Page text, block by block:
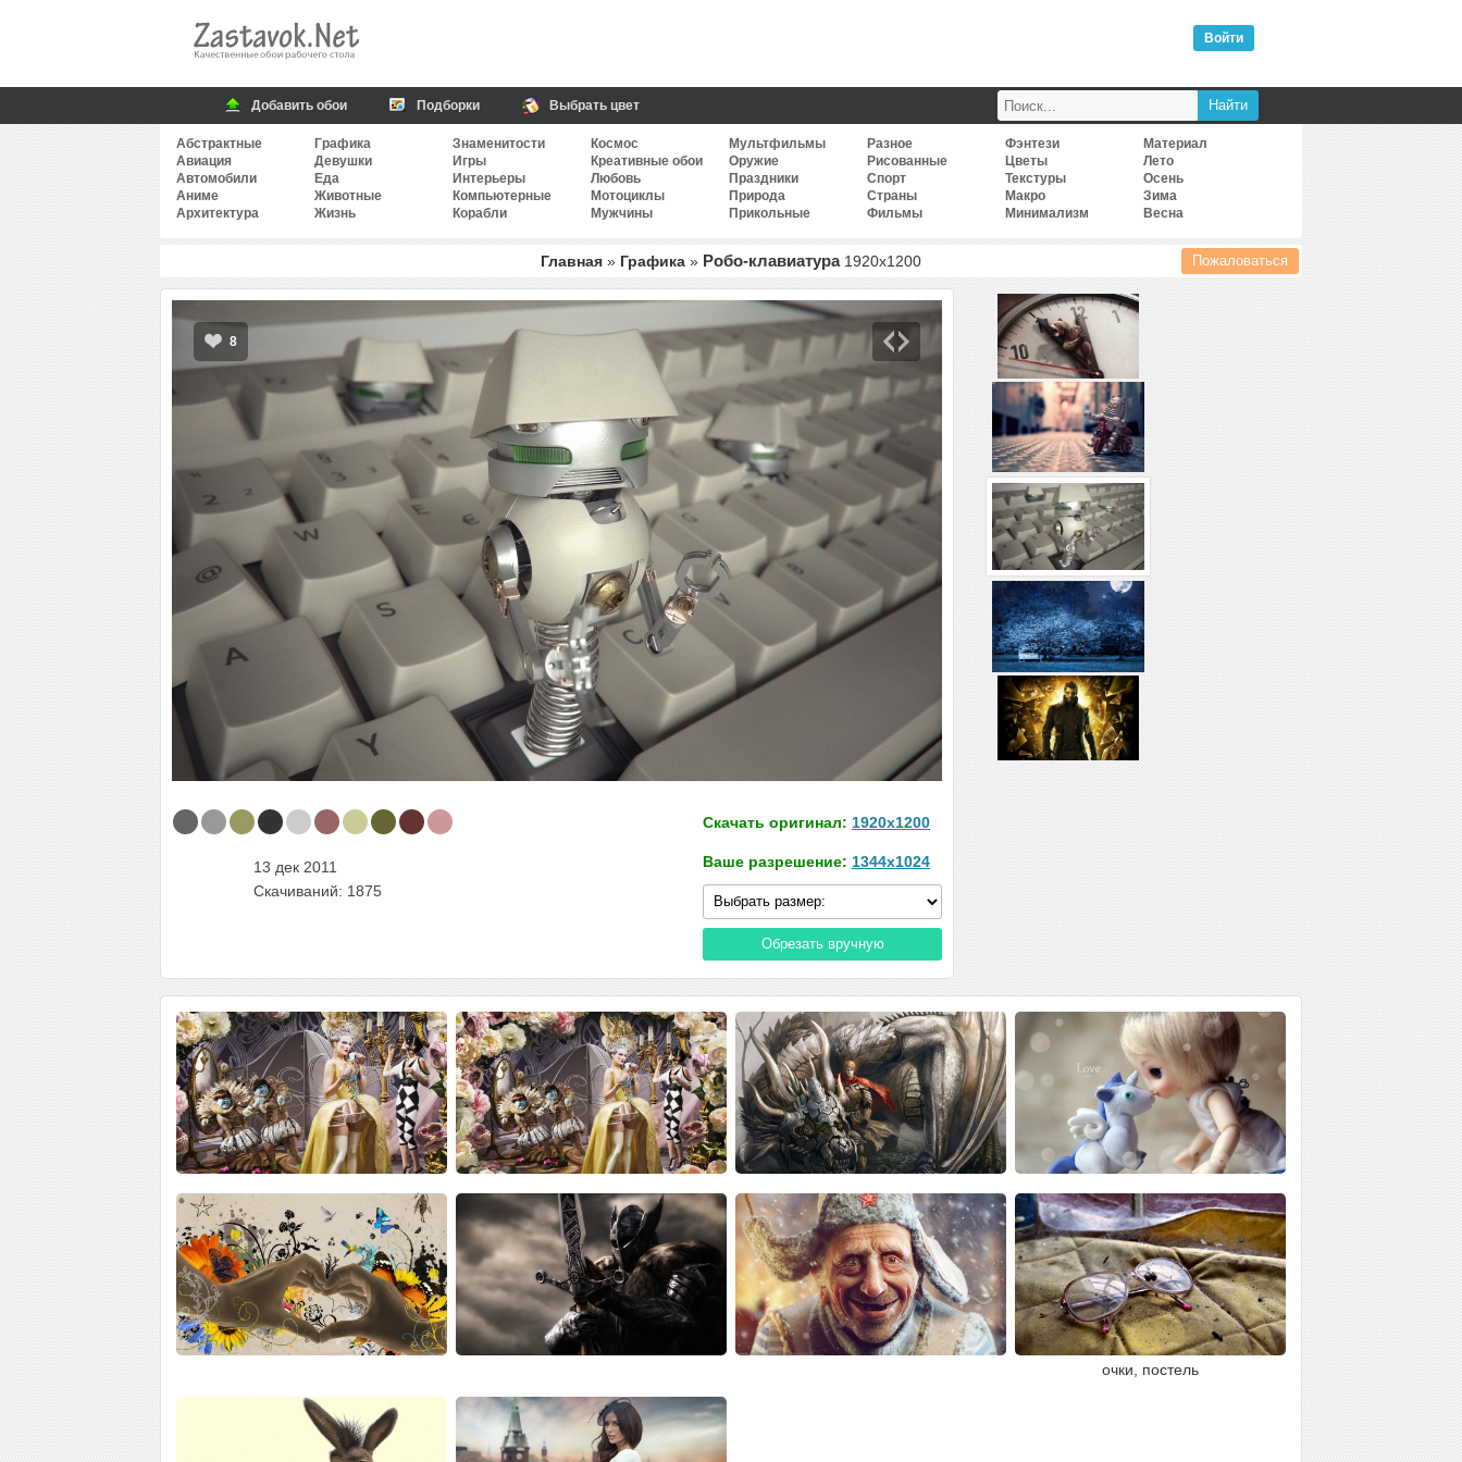
Войти
Добавить обои Подборки Выбрать цвет
Абстрактные
Авиация
Автомобили
Аниме
Архитектура
Графика
Девушки
Еда
Животные
Жизнь
Знаменитости
Игры
Интерьеры
Компьютерные
Корабли
Космос
Креативные обои
Любовь
Мотоциклы
Мужчины
Мультфильмы
Оружие
Праздники
Природа
Прикольные
Разное
Рисованные
Спорт
Страны
Фильмы
Фэнтези
Цветы
Текстуры
Макро
Минимализм
Материал
Лето
Осень
Зима
Весна
Главная » Графика » Робо-клавиатура 1920x1200 Пожаловаться
8
13 дек 2011
Скачиваний: 1875
Скачать оригинал: 1920x1200
Ваше разрешение: 1344x1024
Обрезать вручную
очки, постель